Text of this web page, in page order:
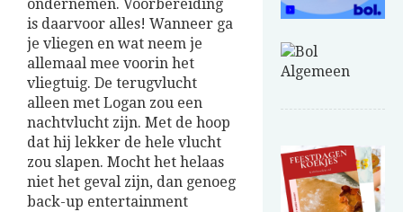
ondernemen. Voorbereiding
is daarvoor alles! Wanneer ga
je vliegen en wat neem je
allemaal mee voorin het
vliegtuig. De terugvlucht
alleen met Logan zou een
nachtvlucht zijn. Met de hoop
dat hij lekker de hele vlucht
zou slapen. Mocht het helaas
niet het geval zijn, dan genoeg
back-up entertainment